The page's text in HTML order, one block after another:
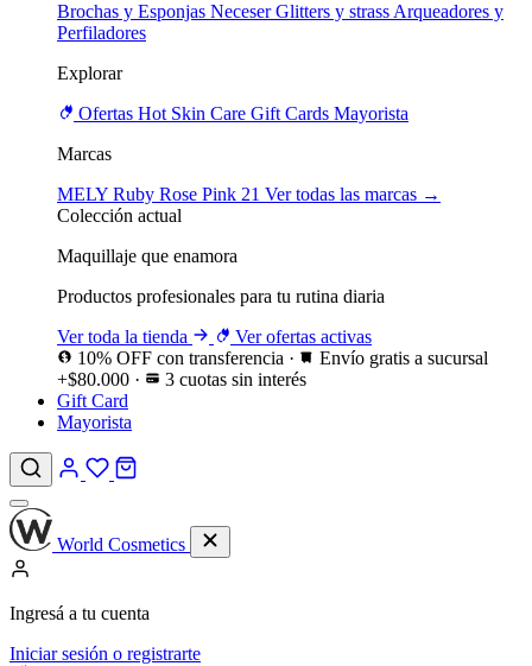
Brochas y Esponjas NeceserGlitters y strass Arqueadores y
Perfiladores
Explorar
Ofertas Hot Skin Care Gift Cards Mayorista
Marcas
MELY Ruby Rose Pink 21 Ver todas las marcas →
Colección actual
Maquillaje que enamora
Productos profesionales para tu rutina diaria
Ver toda la tienda
Ver ofertas activas
10% OFF con transferencia ·
Envío gratis a sucursal
+$80.000 ·
3 cuotas sin interés
Gift Card
Mayorista
World Cosmetics
Ingresá a tu cuenta
Iniciar sesión o registrarte